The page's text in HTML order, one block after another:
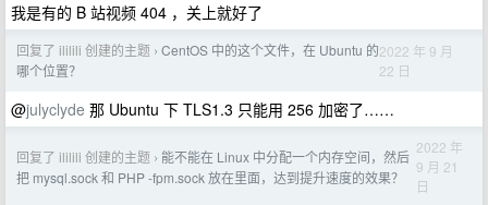
我是有的 B 站视频 404 ，关上就好了
回复了 ililili 创建的主题 › CentOS 中的这个文件，在 Ubuntu 的
哪个位置？
2022 年 9 月
22 日
@julyclyde 那 Ubuntu 下 TLS1.3 只能用 256 加密了……
回复了 ililili 创建的主题 › 能不能在 Linux 中分配一个内存空间，然后
把 mysql.sock 和 PHP -fpm.sock 放在里面，达到提升速度的效果？
2022 年
9 月 21
日